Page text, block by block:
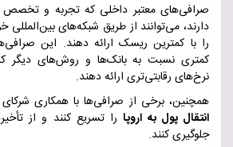
صرافی‌های معتبر داخلی که تجربه و
دارند، می‌توانند از طریق شبکه‌های
را با کمترین ریسک ارائه دهند. این
کمتری نسبت به بانک‌ها و روش‌های دیگر
نرخ‌های رقابتی‌تری ارائه دهند.
همچنین، برخی از صرافی‌ها با همکاری
انتقال پول به اروپارا تسریع کنند و از
جلوگیری کنند.